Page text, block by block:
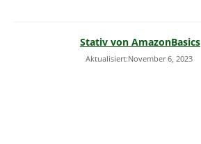
Stativ von AmazonBasics
Aktualisiert:November 6, 2023